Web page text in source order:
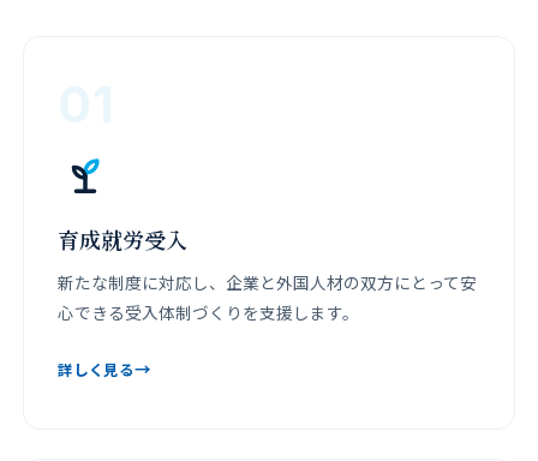
育成就労受入
新たな制度に対応し、企業と外国人材の双方にとって安
心できる受入体制づくりを支援します。
詳しく見る→